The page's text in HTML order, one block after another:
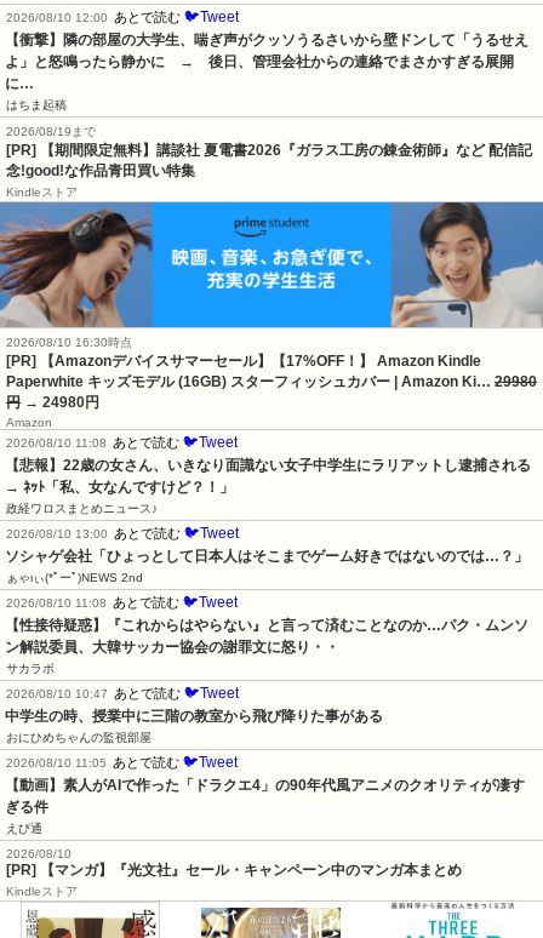
2026/08/10 12:00
あとで読む 🐦Tweet
【衝撃】隣の部屋の大学生、喘ぎ声がクッソうるさいから壁ドンして「うるせえ
よ」と怒鳴ったら静かに　→　後日、管理会社からの連絡でまさかすぎる展開
に…
はちま起稿
2026/08/19まで
[PR] 【期間限定無料】講談社 夏電書2026『ガラス工房の錬金術師』など 配信記
念!good!な作品青田買い特集
Kindleストア
2026/08/10 16:30時点
[PR] 【Amazonデバイスサマーセール】【17%OFF！】 Amazon Kindle
Paperwhite キッズモデル (16GB) スターフィッシュカバー | Amazon Ki… 29980
円 → 24980円
Amazon
2026/08/10 11:08
あとで読む 🐦Tweet
【悲報】22歳の女さん、いきなり面識ない女子中学生にラリアットし逮捕される
→ ﾈｯﾄ「私、女なんですけど？！」
政経ワロスまとめニュース♪
2026/08/10 13:00
あとで読む 🐦Tweet
ソシャゲ会社「ひょっとして日本人はそこまでゲーム好きではないのでは…？」
ぁゃιぃ(*ﾟーﾟ)NEWS 2nd
2026/08/10 11:08
あとで読む 🐦Tweet
【性接待疑惑】『これからはやらない』と言って済むことなのか…パク・ムンソ
ン解説委員、大韓サッカー協会の謝罪文に怒り・・
サカラボ
2026/08/10 10:47
あとで読む 🐦Tweet
中学生の時、授業中に三階の教室から飛び降りた事がある
おにひめちゃんの監視部屋
2026/08/10 11:05
あとで読む 🐦Tweet
【動画】素人がAIで作った「ドラクエ4」の90年代風アニメのクオリティが凄す
ぎる件
えび通
2026/08/10
[PR] 【マンガ】『光文社』セール・キャンペーン中のマンガ本まとめ
Kindleストア